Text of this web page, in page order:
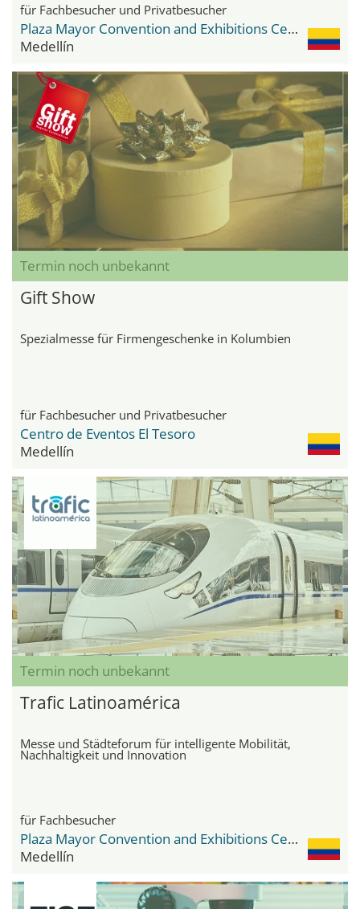
für Fachbesucher und Privatbesucher
Plaza Mayor Convention and Exhibitions Center
Medellín
Termin noch unbekannt
Gift Show
Spezialmesse für Firmengeschenke in Kolumbien
für Fachbesucher und Privatbesucher
Centro de Eventos El Tesoro
Medellín
Termin noch unbekannt
Trafic Latinoamérica
Messe und Städteforum für intelligente Mobilität,
Nachhaltigkeit und Innovation
für Fachbesucher
Plaza Mayor Convention and Exhibitions Center
Medellín